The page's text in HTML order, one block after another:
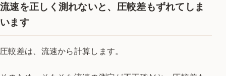
流速を正しく測れないと、圧較差もずれてしま
います
圧較差は、流速から計算します。